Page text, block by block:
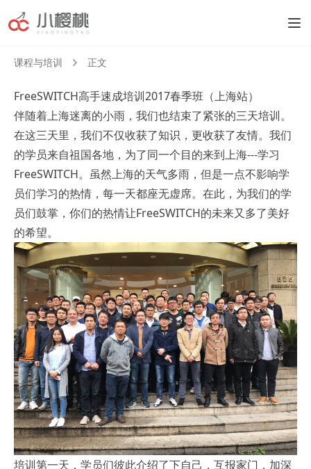
课程与培训 正文
FreeSWITCH高手速成培训2017春季班（上海站）
伴随着上海迷离的小雨，我们也结束了紧张的三天培训。
在这三天里，我们不仅收获了知识，更收获了友情。我们
的学员来自祖国各地，为了同一个目的来到上海---学习
FreeSWITCH。虽然上海的天气多雨，但是一点不影响学
员们学习的热情，每一天都座无虚席。在此，为我们的学
员们鼓掌，你们的热情让FreeSWITCH的未来又多了美好
的希望。
培训第一天，学员们彼此介绍了下自己，互报家门，加深